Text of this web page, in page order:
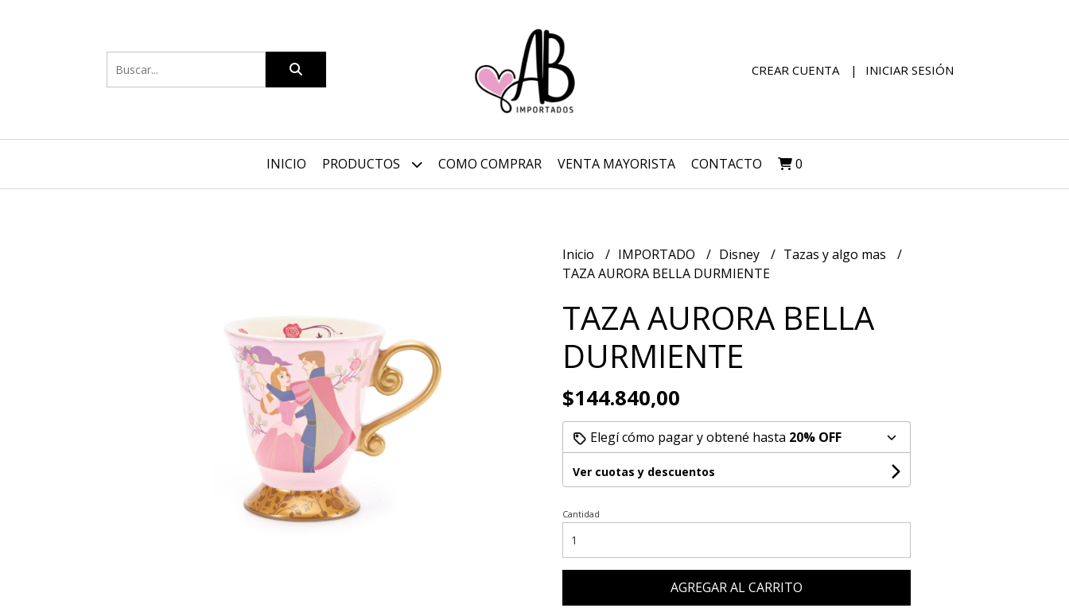
CREAR CUENTA INICIAR SESIÓN
INICIO PRODUCTOS COMO COMPRAR VENTA MAYORISTA CONTACTO 0
Inicio IMPORTADO Disney
Tazas y algo mas
TAZA AURORA BELLA DURMIENTE
TAZA AURORA BELLA
DURMIENTE
$144.840,00
Elegí cómo pagar y obtené hasta 20% OFF
Ver cuotas y descuentos
Cantidad
AGREGAR AL CARRITO